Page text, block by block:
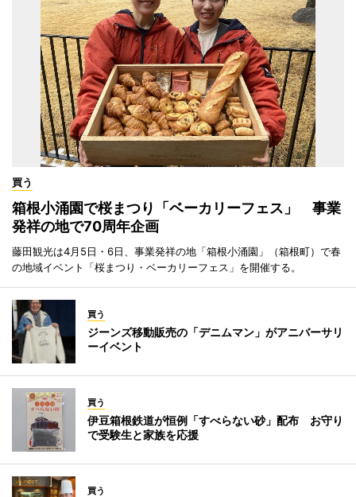
買う
箱根小涌園で桜まつり「ベーカリーフェス」 事業
発祥の地で70周年企画
藤田観光は4月5日・6日、事業発祥の地「箱根小涌園」（箱根町）で春
の地域イベント「桜まつり・ベーカリーフェス」を開催する。
買う
ジーンズ移動販売の「デニムマン」がアニバーサリ
ーイベント
買う
伊豆箱根鉄道が恒例「すべらない砂」配布 お守り
で受験生と家族を応援
買う